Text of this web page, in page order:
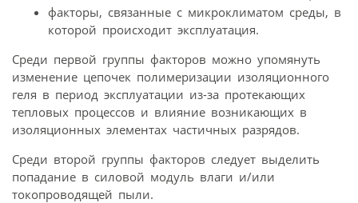
факторы, связанные с микроклиматом среды, в
которой происходит эксплуатация.
Среди первой группы факторов можно упомянуть
изменение цепочек полимеризации изоляционного
геля в период эксплуатации из-за протекающих
тепловых процессов и влияние возникающих в
изоляционных элементах частичных разрядов.
Среди второй группы факторов следует выделить
попадание в силовой модуль влаги и/или
токопроводящей пыли.